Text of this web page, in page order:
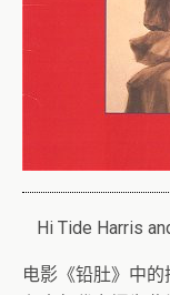
Hi Tide Harris
电影《铅肚》中